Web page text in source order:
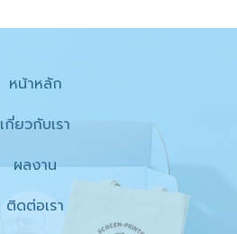
หน้าหลัก
เกี่ยวกับเรา
ผลงาน
ติดต่อเรา